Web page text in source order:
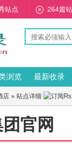
站点 264篇
浏览 最新收录
店 » 站点详细
官网